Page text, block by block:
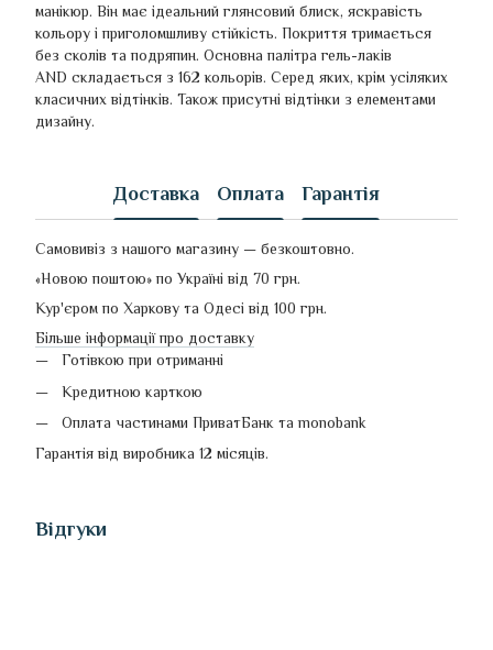
манікюр. Він має ідеальний глянсовий блиск, яскравість
кольору і приголомшливу стійкість. Покриття тримається
без сколів та подряпин. Основна палітра гель-лаків
AND складається з 162 кольорів. Серед яких, крім усіляких
класичних відтінків. Також присутні відтінки з елементами
дизайну.
Доставка Оплата Гарантія
Самовивіз з нашого магазину — безкоштовно.
«Новою поштою» по Україні від 70 грн.
Кур'єром по Харкову та Одесі від 100 грн.
Більше інформації про доставку
Готівкою при отриманні
Кредитною карткою
Оплата частинами ПриватБанк та monobank
Гарантія від виробника 12 місяців.
Відгуки